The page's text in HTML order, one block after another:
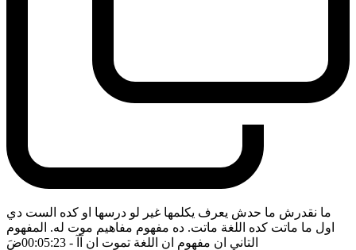
ما نقدرش ما حدش يعرف يكلمها غير لو درسها او كده الست دي
اول ما ماتت كده اللغة ماتت. ده مفهوم مفاهيم موت له. المفهوم
التاني ان مفهوم ان اللغة تموت ان آآ - 00:05:23 ضَ